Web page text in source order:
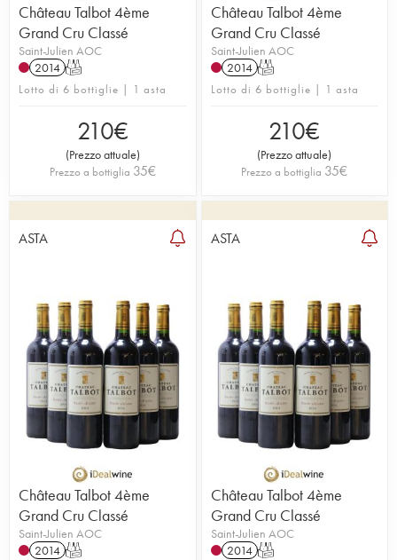
Château Talbot 4ème
Grand Cru Classé
Saint-Julien AOC
2014 T
Lotto di 6 bottiglie | 1 asta
210€
(Prezzo attuale)
Prezzo a bottiglia 35€
Château Talbot 4ème
Grand Cru Classé
Saint-Julien AOC
2014 T
Lotto di 6 bottiglie | 1 asta
210€
(Prezzo attuale)
Prezzo a bottiglia 35€
ASTA
Château Talbot 4ème
Grand Cru Classé
Saint-Julien AOC
2014 T
ASTA
Château Talbot 4ème
Grand Cru Classé
Saint-Julien AOC
2014 T